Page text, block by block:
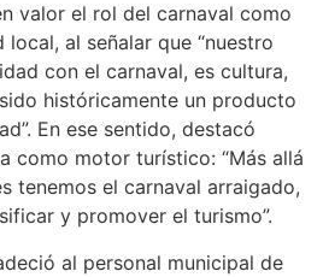
valor el rol del carnaval como
al señalar que “nuestro
con el carnaval, es cultura,
históricamente un producto
En ese sentido, destacó
como motor turístico: “Más allá
tenemos el carnaval arraigado,
y promover el turismo”.
al personal municipal de